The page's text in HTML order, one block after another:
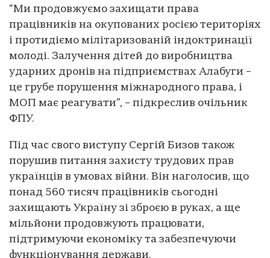
“Ми продовжуємо захищати права
працівників на окупованих росією територіях
і протидіємо мілітаризованій індоктринації
молоді. Залучення дітей до виробництва
ударних дронів на підприємствах Алабуги –
це грубе порушення міжнародного права, і
МОП має реагувати”, – підкреслив очільник
ФПУ.
Під час свого виступу Сергій Бизов також
порушив питання захисту трудових прав
українців в умовах війни. Він наголосив, що
понад 560 тисяч працівників сьогодні
захищають Україну зі зброєю в руках, а ще
мільйони продовжують працювати,
підтримуючи економіку та забезпечуючи
функціонування держави.